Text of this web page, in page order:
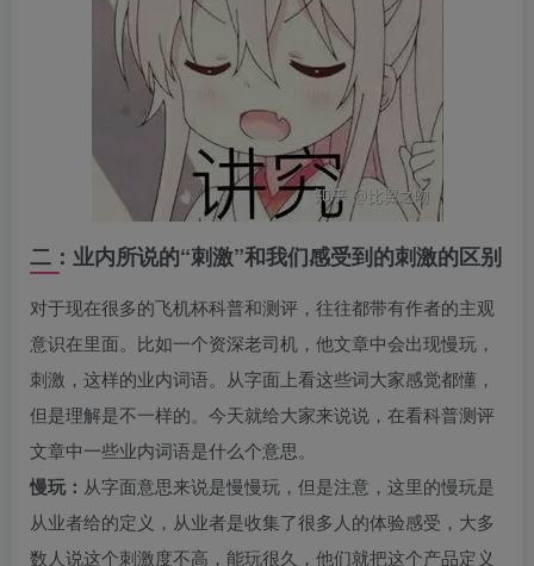
二：业内所说的“刺激”和我们感受到的刺激的区别
对于现在很多的飞机杯科普和测评，往往都带有作者的主观
意识在里面。比如一个资深老司机，他文章中会出现慢玩，
刺激，这样的业内词语。从字面上看这些词大家感觉都懂，
但是理解是不一样的。今天就给大家来说说，在看科普测评
文章中一些业内词语是什么个意思。
慢玩： 从字面意思来说是慢慢玩，但是注意，这里的慢玩是
从业者给的定义，从业者是收集了很多人的体验感受，大多
数人说这个刺激度不高，能玩很久，他们就把这个产品定义